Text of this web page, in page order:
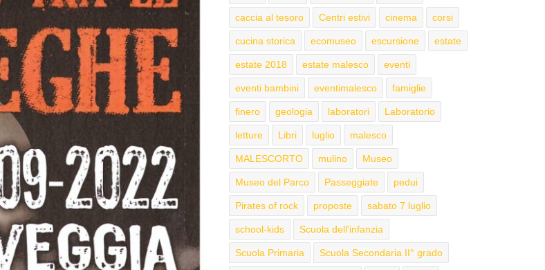
caccia al tesoro Centri estivi cinema corsi
cucina storica ecomuseo escursione estate
estate 2018 estate malesco eventi
eventi bambini eventimalesco famiglie
finero geologia laboratori Laboratorio
letture Libri luglio malesco
MALESCORTO mulino Museo
Museo del Parco Passeggiate pedui
Pirates of rock proposte sabato 7 luglio
school-kids Scuola dell'infanzia
Scuola Primaria Scuola Secondaria II° grado